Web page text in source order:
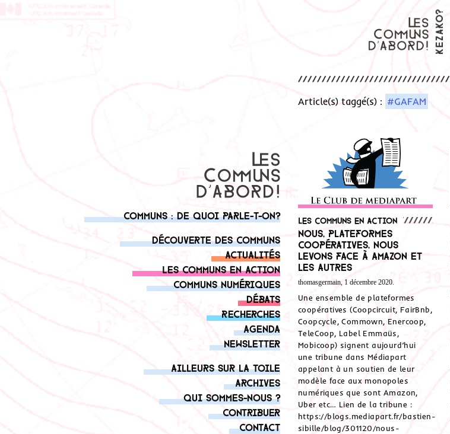
Communs : de quoi parle-t-on?
Découverte des communs
Actualités
Les communs en action
Communs numériques
Débats
Recherches
Agenda
Newsletter
Ailleurs sur la toile
Archives
Qui sommes-nous ?
Contribuer
Contact
Article(s) taggé(s) : #GAFAM
Les communs en action
Nous, plateformes
coopératives, nous
levons face à Amazon et
les autres
thomasgermain, 1 décembre 2020.
Une ensemble de plateformes
coopératives (Coopcircuit, FairBnb,
Coopcycle, Commown, Enercoop,
TeleCoop, Label Emmaüs,
Mobicoop) signent aujourd’hui
une tribune dans Médiapart
appelant à un soutien de leur
modèle face aux monopoles
numériques que sont Amazon,
Uber etc… Lien de la tribune :
https://blogs.mediapart.fr/bastien-
sibille/blog/301120/nous-